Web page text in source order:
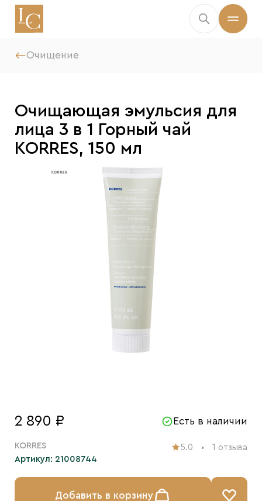
Очищение
Очищающая эмульсия для
лица 3 в 1 Горный чай
KORRES, 150 мл
2 890 ₽ Есть в наличии
5.0 1 отзыва
KORRES
Артикул: 21008744
Добавить в корзину